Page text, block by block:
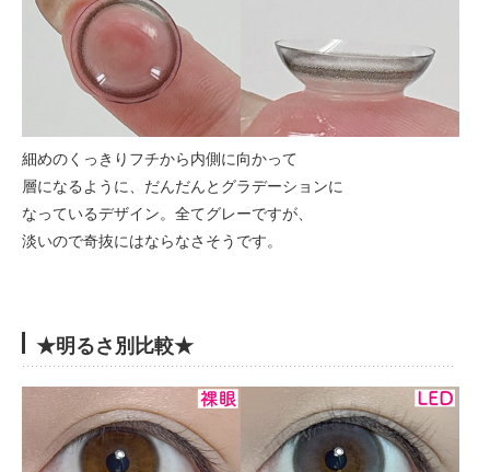
細めのくっきりフチから内側に向かって
層になるように、だんだんとグラデーションに
なっているデザイン。全てグレーですが、
淡いので奇抜にはならなさそうです。
★明るさ別比較★